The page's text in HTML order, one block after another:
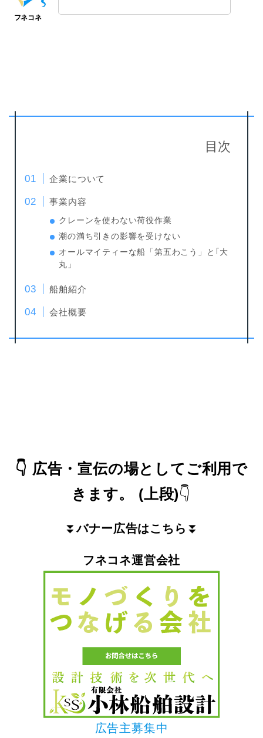
目次
企業について
事業内容
クレーンを使わない荷役作業
潮の満ち引きの影響を受けない
オールマイティーな船「第五わこう」と｢大
丸」
船舶紹介
会社概要
👇 広告・宣伝の場としてご利用で
きます。
(上段)👇
⏬バナー広告はこちら ⏬
フネコネ運営会社
広告主募集中